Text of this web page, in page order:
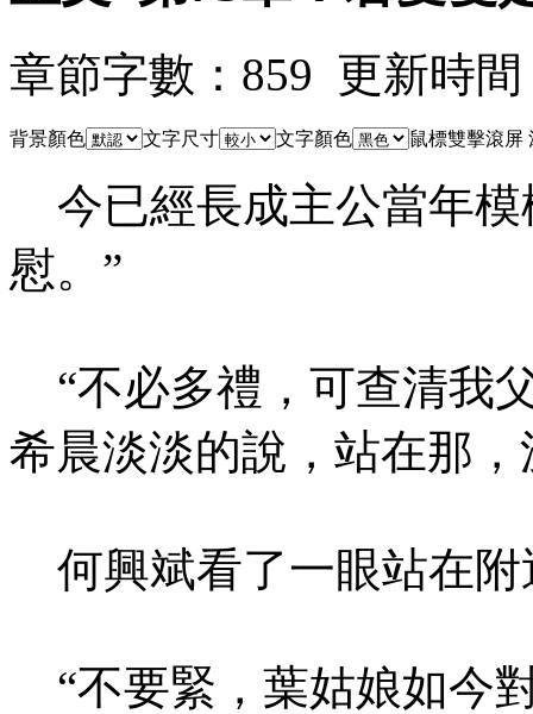
章節字數：859 更新時間
背景顏色 文字尺寸 文字顏色 鼠標雙擊滾屏
今已經長成主公當年模
慰。”
“不必多禮，可查清我
希晨淡淡的說，站在那
何興斌看了一眼站在附
“不要緊，葉姑娘如今